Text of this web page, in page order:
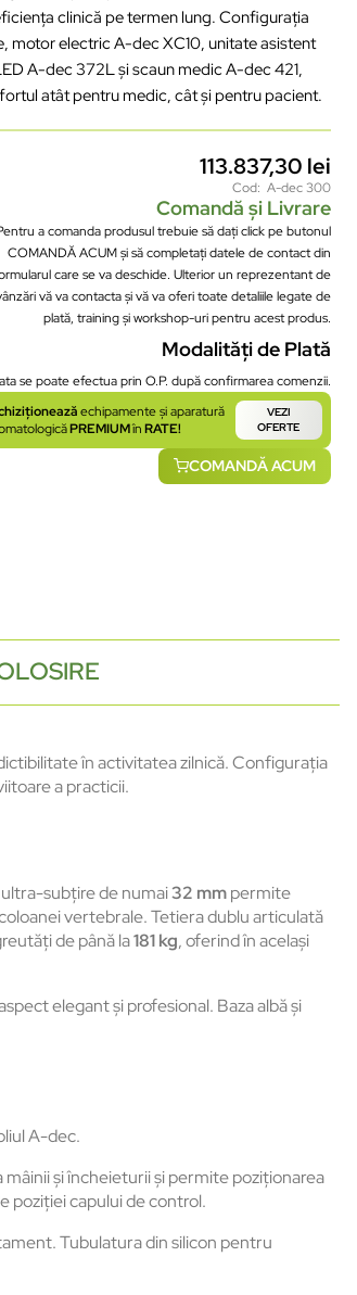
clinică pe termen lung. Configurația
motor electric A-dec XC10, unitate asistent
A-dec 372L și scaun medic A-dec 421,
atât pentru medic, cât și pentru pacient.
113.837,30 lei
Cod: A-dec 300
Comandă și Livrare
a comanda produsul trebuie să dați click pe butonul
COMANDĂ ACUM și să completați datele de contact din
care se va deschide. Ulterior un reprezentant de
vă va contacta și vă va oferi toate detaliile legate de
plată, training și workshop-uri pentru acest produs.
Modalități de Plată
se poate efectua prin O.P. după confirmarea comenzii.
echipamente și aparatură
PREMIUMînRATE!
VEZI
OFERTE
COMANDĂ ACUM
în activitatea zilnică. Configurația
a practicii.
subțire de numai32 mmpermite
vertebrale. Tetiera dublu articulată
de până la181 kg, oferind în același
elegant și profesional. Baza albă și
A-dec.
și încheieturii și permite poziționarea
poziției capului de control.
Tubulatura din silicon pentru